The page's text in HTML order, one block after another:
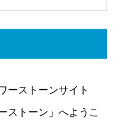
ーストーンサイト
ストーン」へようこ